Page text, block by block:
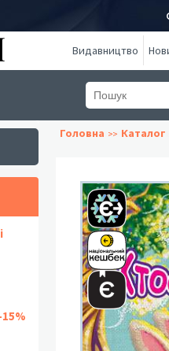
Видавництво
Головна Каталог